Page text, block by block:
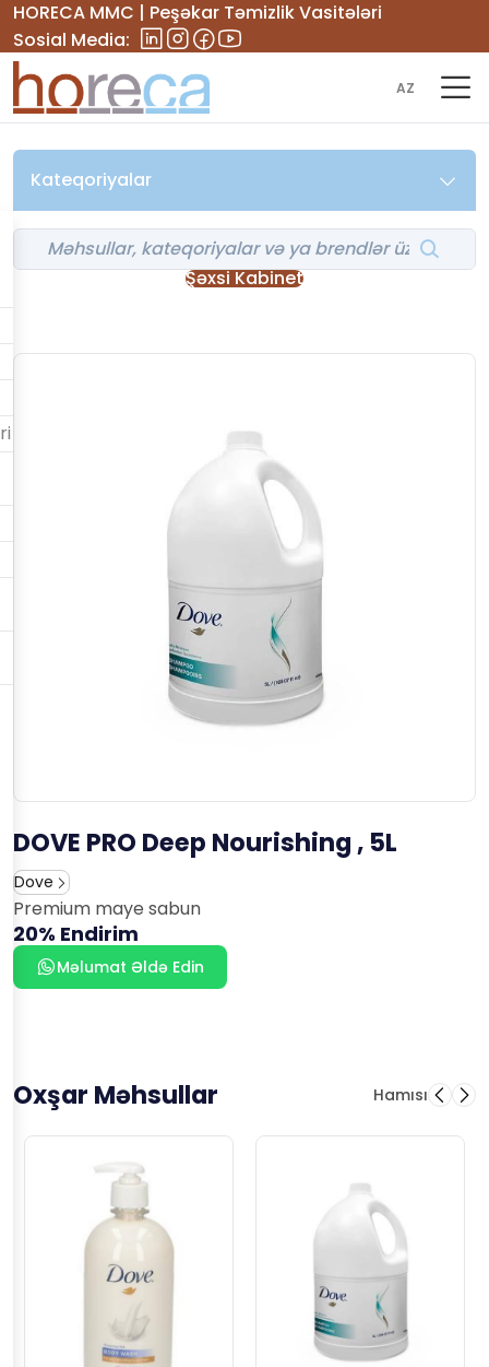
HORECA MMC | Peşəkar Təmizlik Vasitələri
Sosial Media:
AZ
Kateqoriyalar
Şəxsi Kabinet
DOVE PRO Deep Nourishing , 5L
Dove
Premium maye sabun
20% Endirim
Məlumat Əldə Edin
Oxşar Məhsullar Hamısı